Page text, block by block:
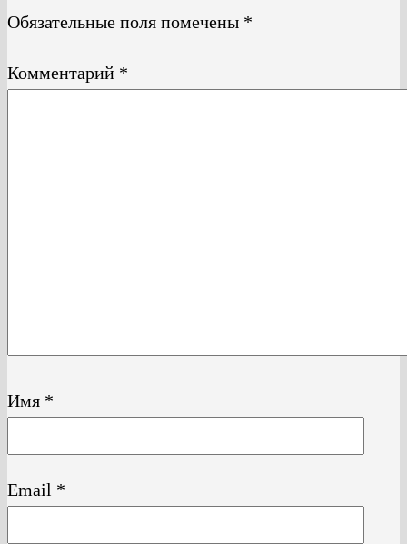
Обязательные поля помечены *
Комментарий *
Имя *
Email *